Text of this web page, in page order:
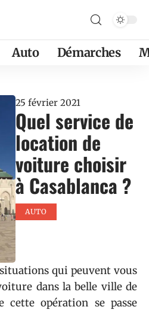
Auto Démarches
25 février 2021
Quel service de
location de
voiture choisir
à Casablanca ?
AUTO
qui peuvent vous
dans la belle ville de
cette opération se passe